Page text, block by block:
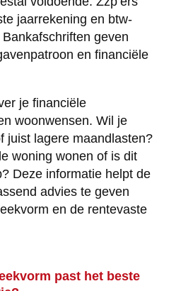
jaarrekening en btw-
geven
en financiële
je financiële
woonwensen. Wil je
juist lagere maandlasten?
woning wonen of is dit
Deze informatie helpt de
advies te geven
en de rentevaste
past het beste